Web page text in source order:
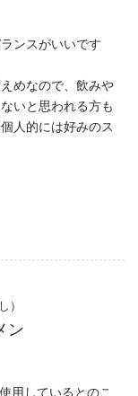
ンスがいいです
めなので、飲みや
いと思われる方も
人的には好みのス
）
ン
用しているとのこ